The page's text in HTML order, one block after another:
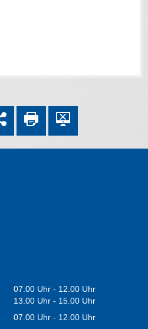
07.00 Uhr - 12.00 Uhr
13.00 Uhr - 15.00 Uhr
07.00 Uhr - 12.00 Uhr